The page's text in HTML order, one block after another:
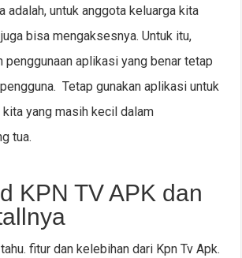
adalah, untuk anggota keluarga kita
bisa mengaksesnya. Untuk itu,
penggunaan aplikasi yang benar tetap
Tetap gunakan aplikasi untuk
yang masih kecil dalam
tua.
KPN TV APK dan
fitur dan kelebihan dari Kpn Tv Apk.